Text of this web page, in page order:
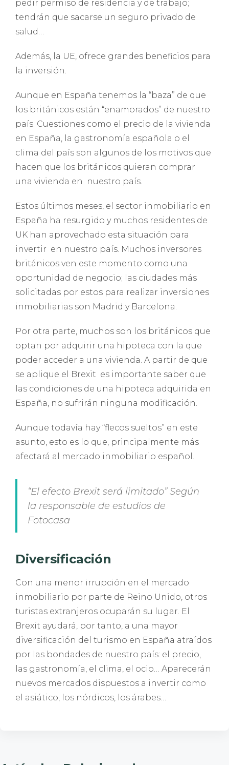
pedir permiso de residencia y de trabajo;
tendrán que sacarse un seguro privado de
salud…
Además, la UE, ofrece grandes beneficios para
la inversión.
Aunque en España tenemos la “baza” de que
los británicos están “enamorados” de nuestro
país. Cuestiones como el precio de la vivienda
en España, la gastronomía española o el
clima del país son algunos de los motivos que
hacen que los británicos quieran comprar
una vivienda en nuestro país.
Estos últimos meses, el sector inmobiliario en
España ha resurgido y muchos residentes de
UK han aprovechado esta situación para
invertir en nuestro país. Muchos inversores
británicos ven este momento como una
oportunidad de negocio; las ciudades más
solicitadas por estos para realizar inversiones
inmobiliarias son Madrid y Barcelona.
Por otra parte, muchos son los británicos que
optan por adquirir una hipoteca con la que
poder acceder a una vivienda. A partir de que
se aplique el Brexit es importante saber que
las condiciones de una hipoteca adquirida en
España, no sufrirán ninguna modificación.
Aunque todavía hay “flecos sueltos” en este
asunto, esto es lo que, principalmente más
afectará al mercado inmobiliario español.
“El efecto Brexit será limitado” Según
la responsable de estudios de
Fotocasa
Diversificación
Con una menor irrupción en el mercado
inmobiliario por parte de Reino Unido, otros
turistas extranjeros ocuparán su lugar. El
Brexit ayudará, por tanto, a una mayor
diversificación del turismo en España atraídos
por las bondades de nuestro país: el precio,
las gastronomía, el clima, el ocio… Aparecerán
nuevos mercados dispuestos a invertir como
el asiático, los nórdicos, los árabes…